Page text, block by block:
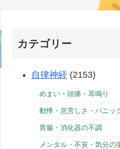
カテゴリー
自律神経 (2153)
めまい・頭痛・耳鳴り
動悸・息苦しさ・パニッ
胃腸・消化器の不調
メンタル・不安・気分の